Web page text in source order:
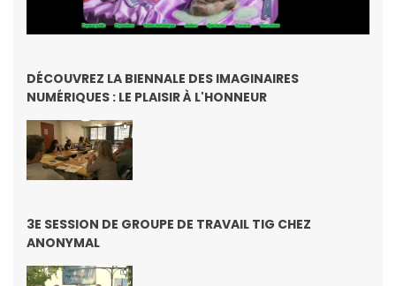
DÉCOUVREZ LA BIENNALE DES IMAGINAIRES
NUMÉRIQUES : LE PLAISIR À L'HONNEUR
3E SESSION DE GROUPE DE TRAVAIL TIG CHEZ
ANONYMAL